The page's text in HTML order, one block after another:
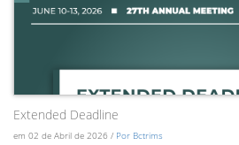
Extended Deadline
em 02 de Abril de 2026 / Por Bctrims